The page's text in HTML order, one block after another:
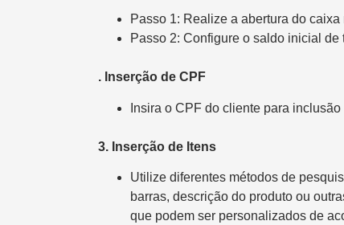
Passo 1: Realize a abertura do
Passo 2: Configure o saldo inicial
. Inserção de CPF
Insira o CPF do cliente para
3. Inserção de Itens
Utilize diferentes métodos de
barras, descrição do produto ou
que podem ser personalizados de